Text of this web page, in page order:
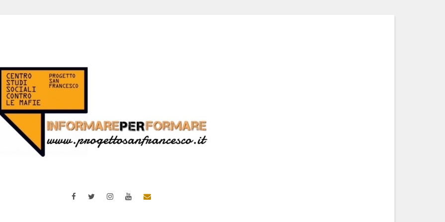
FacebookTwitterInstagramYouTubeEmail